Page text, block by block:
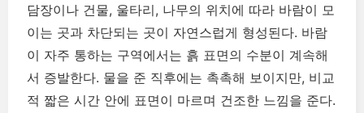
담장이나 건물, 울타리, 나무의 위치에 따라 바람이 모
이는 곳과 차단되는 곳이 자연스럽게 형성된다. 바람
이 자주 통하는 구역에서는 흙 표면의 수분이 계속해
서 증발한다. 물을 준 직후에는 촉촉해 보이지만, 비교
적 짧은 시간 안에 표면이 마르며 건조한 느낌을 준다.